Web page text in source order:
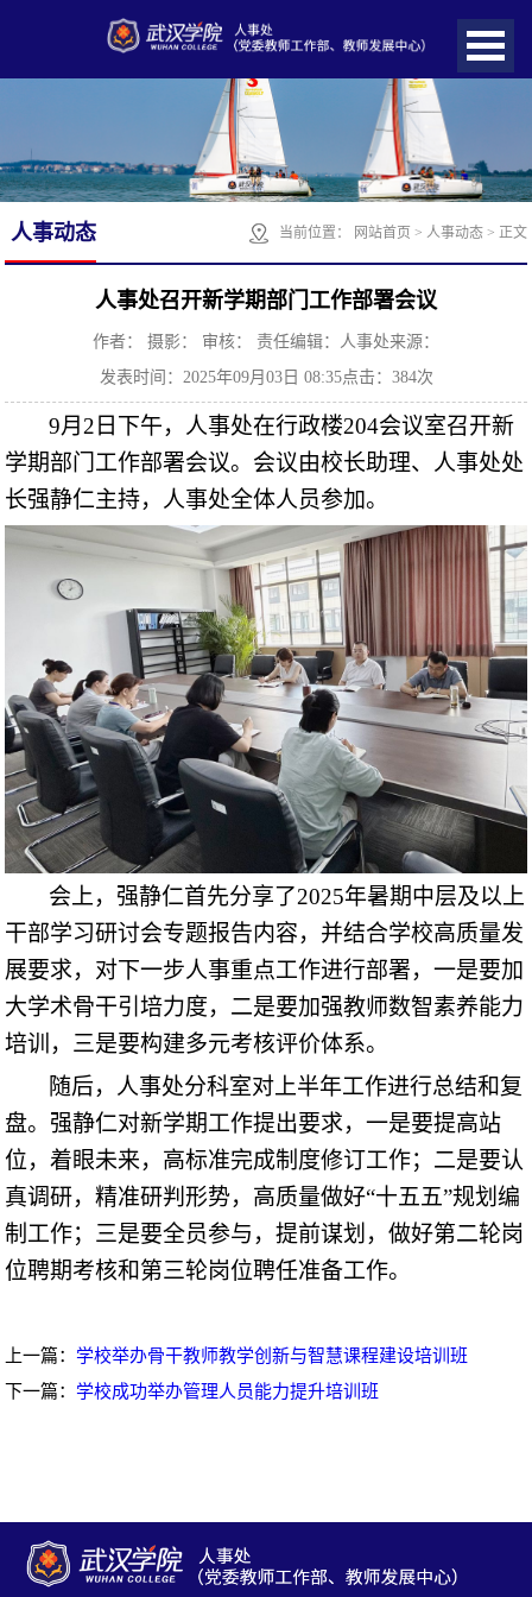
人事动态 当前位置： 网站首页 > 人事动态> 正文
人事处召开新学期部门工作部署会议
作者： 摄影： 审核： 责任编辑：人事处来源：
发表时间：2025年09月03日 08:35点击： 384次
9月 2 日 下午，人事处在行政楼204会议室召开新
学期部门工作部署会议。会议由校长助理、人事处处
长强静仁主持，人事处全体人员参加。
会上，强静仁首先分享了2025年暑期中层及以上
干部学习研讨会专题报告内容，并结合学校高质量发
展要求， 对下一步人事重点工作进行部署，一是要加
大学术骨干引培力度，二是要加强教师数智素养能力
培训，三是要构建多元考核评价体系。
随后， 人事处分科室对上半年工作进行总结和复
盘。 强静仁对新学期工作提出要求，一是要提高站
位，着眼未来，高标准完成制度修订工作；二是要认
真调研，精准研判形势，高质量做好“十五五”规划编
制工作；三是要全员参与，提前谋划，做好第二轮岗
位聘期考核和第三轮岗位聘任准备工作。
上一篇：学校举办骨干教师教学创新与智慧课程建设培训班
下一篇：学校成功举办管理人员能力提升培训班